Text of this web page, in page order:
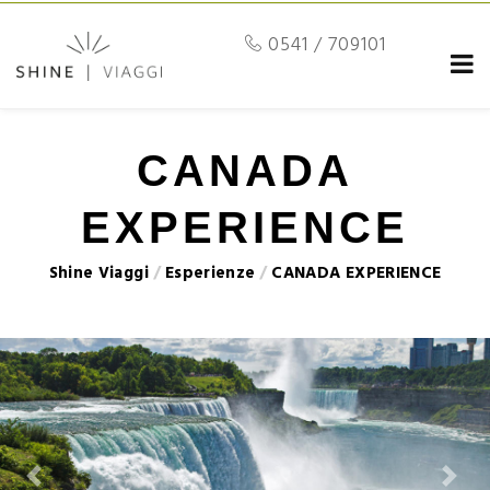
0541 / 709101
CANADA
EXPERIENCE
Shine Viaggi/ Esperienze / CANADA EXPERIENCE